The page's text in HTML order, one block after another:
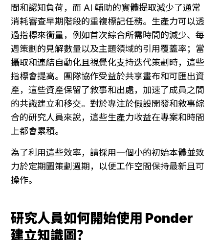
間和認知負荷，而 AI 輔助的實體提取減少了通常
消耗審查早期階段的重複標記任務。生產力可以透
過指標來衡量，例如首次綜合所需時間的減少、每
週策劃的見解數量以及主題領域的引用覆蓋率；當
攝取和連結自動化且視覺化支持迭代策劃時，這些
指標會提高。團隊協作受益於共享畫布和可匯出資
產，這些資產保留了敘事和出處，加速了成員之間
的共識建立和移交。對於專注於假設開發和敘事綜
合的研究人員來說，這些生產力收益在專案和時間
上都會累積。
為了利用這些效率，請採用一個小的初始本體並致
力於定期圖策劃週期，以便工作空間保持最新且可
操作。
研究人員如何開始使用 Ponder
建立知識圖？